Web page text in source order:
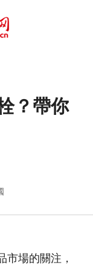
？帶你
市場的關注，